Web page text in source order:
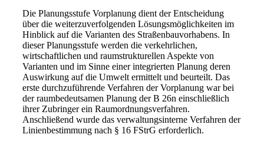
Die Planungsstufe Vorplanung dient der Entscheidung
über die weiterzuverfolgenden Lösungsmöglichkeiten im
Hinblick auf die Varianten des Straßenbauvorhabens. In
dieser Planungsstufe werden die verkehrlichen,
wirtschaftlichen und raumstrukturellen Aspekte von
Varianten und im Sinne einer integrierten Planung deren
Auswirkung auf die Umwelt ermittelt und beurteilt. Das
erste durchzuführende Verfahren der Vorplanung war bei
der raumbedeutsamen Planung der B 26n einschließlich
ihrer Zubringer ein Raumordnungsverfahren.
Anschließend wurde das verwaltungsinterne Verfahren der
Linienbestimmung nach § 16 FStrG erforderlich.